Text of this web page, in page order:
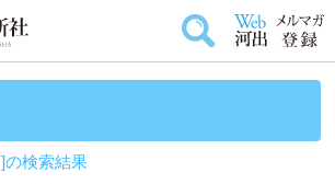
]の検索結果